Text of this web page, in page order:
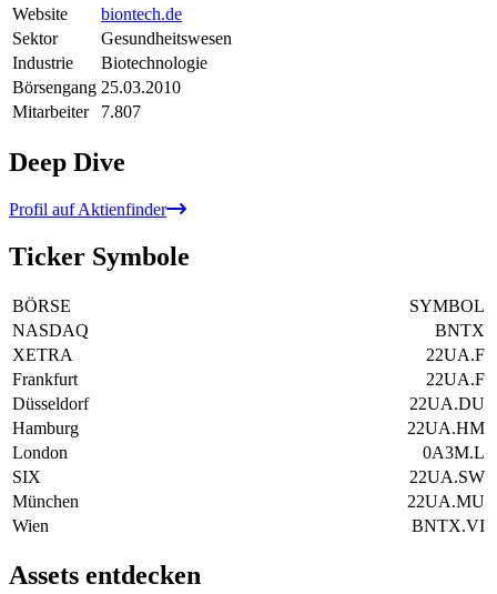
Website
biontech.de
Sektor
Gesundheitswesen
Industrie
Biotechnologie
Börsengang 25.03.2010
Mitarbeiter
7.807
Deep Dive
Profil auf Aktienfinder
Ticker Symbole
BÖRSE
SYMBOL
NASDAQ
BNTX
XETRA
22UA.F
Frankfurt
22UA.F
Düsseldorf
22UA.DU
Hamburg
22UA.HM
London
0A3M.L
SIX
22UA.SW
München
22UA.MU
Wien
BNTX.VI
Assets entdecken